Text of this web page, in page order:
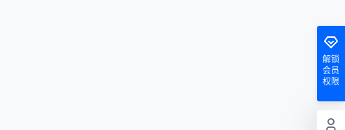
解锁
会员
权限